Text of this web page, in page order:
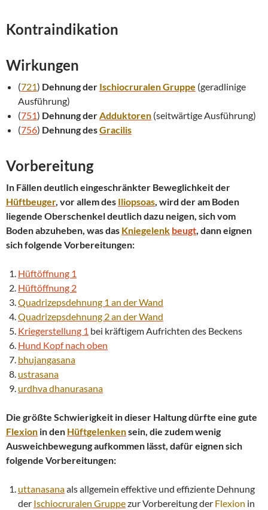
Kontraindikation
Wirkungen
(721) Dehnung der Ischiocruralen Gruppe (geradlinige
Ausführung)
(751) Dehnung derAdduktoren (seitwärtige Ausführung)
(756) Dehnung desGracilis
Vorbereitung
In Fällen deutlich eingeschränkter Beweglichkeit der
Hüftbeuger, vor allem des Iliopsoas, wird der am Boden
liegende Oberschenkel deutlich dazu neigen, sich vom
Boden abzuheben, was das Kniegelenk beugt, dann eignen
sich folgende Vorbereitungen:
Hüftöffnung 1
Hüftöffnung 2
Quadrizepsdehnung 1 an der Wand
Quadrizepsdehnung 2 an der Wand
Kriegerstellung 1 bei kräftigem Aufrichten des Beckens
Hund Kopf nach oben
bhujangasana
ustrasana
urdhvadhanurasana
Die größte Schwierigkeit in dieser Haltung dürfte eine gute
Flexion in den Hüftgelenkensein, die zudem wenig
Ausweichbewegung aufkommen lässt, dafür eignen sich
folgende Vorbereitungen:
uttanasanaals allgemein effektive und effiziente Dehnung
der Ischiocruralen Gruppezur Vorbereitung der Flexion in